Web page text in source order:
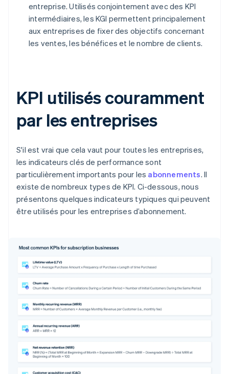
entreprise. Utilisés conjointement avec des KPI
intermédiaires, les KGI permettent principalement
aux entreprises de fixer des objectifs concernant
les ventes, les bénéfices et le nombre de clients.
KPI utilisés couramment
par les entreprises
S'il est vrai que cela vaut pour toutes les entreprises,
les indicateurs clés de performance sont
particulièrement importants pour les abonnements. Il
existe de nombreux types de KPI. Ci-dessous, nous
présentons quelques indicateurs typiques qui peuvent
être utilisés pour les entreprises d’abonnement.